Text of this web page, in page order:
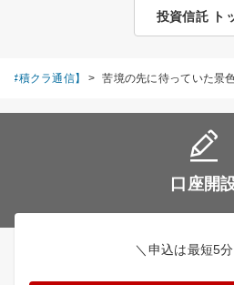
投資信託 ト
#積クラ通信】 > 苦境の先に待っていた景
口座開
＼申込は最短5